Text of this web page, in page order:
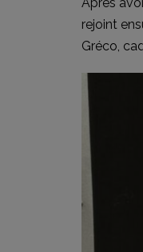
rejoint
Gréco,